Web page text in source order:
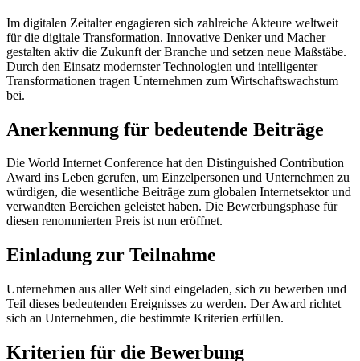
Im digitalen Zeitalter engagieren sich zahlreiche Akteure weltweit
für die digitale Transformation. Innovative Denker und Macher
gestalten aktiv die Zukunft der Branche und setzen neue Maßstäbe.
Durch den Einsatz modernster Technologien und intelligenter
Transformationen tragen Unternehmen zum Wirtschaftswachstum
bei.
Anerkennung für bedeutende Beiträge
Die World Internet Conference hat den Distinguished Contribution
Award ins Leben gerufen, um Einzelpersonen und Unternehmen zu
würdigen, die wesentliche Beiträge zum globalen Internetsektor und
verwandten Bereichen geleistet haben. Die Bewerbungsphase für
diesen renommierten Preis ist nun eröffnet.
Einladung zur Teilnahme
Unternehmen aus aller Welt sind eingeladen, sich zu bewerben und
Teil dieses bedeutenden Ereignisses zu werden. Der Award richtet
sich an Unternehmen, die bestimmte Kriterien erfüllen.
Kriterien für die Bewerbung